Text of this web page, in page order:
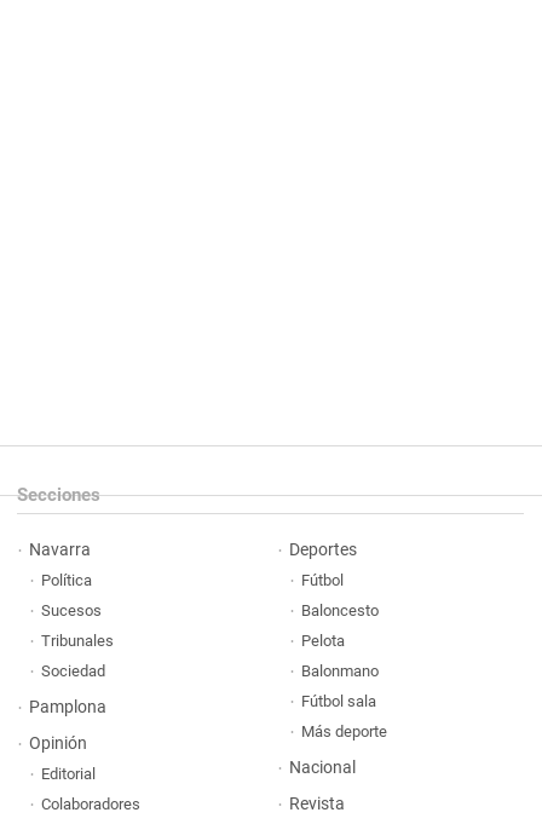
Secciones
Navarra
Política
Sucesos
Tribunales
Sociedad
Pamplona
Opinión
Editorial
Colaboradores
Deportes
Fútbol
Baloncesto
Pelota
Balonmano
Fútbol sala
Más deporte
Nacional
Revista